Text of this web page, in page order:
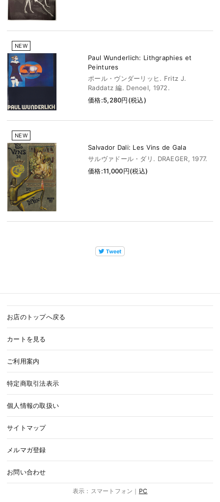
NEW
Paul Wunderlich: Lithgraphies et
Peintures
ポール・ヴンダーリッヒ. Fritz J.
Raddatz 編. Denoel, 1972.
価格:5,280円(税込)
NEW
Salvador Dali: Les Vins de Gala
サルヴァドール・ダリ. DRAEGER, 1977.
価格:11,000円(税込)
お店のトップへ戻る
カートを見る
ご利用案内
特定商取引法表示
個人情報の取扱い
サイトマップ
メルマガ登録
お問い合わせ
表示：スマートフォン｜ PC